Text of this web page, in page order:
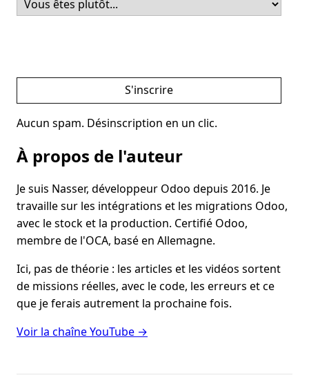
S'inscrire
Aucun spam. Désinscription en un clic.
À propos de l'auteur
Je suis Nasser, développeur Odoo depuis 2016. Je
travaille sur les intégrations et les migrations Odoo,
avec le stock et la production. Certifié Odoo,
membre de l'OCA, basé en Allemagne.
Ici, pas de théorie : les articles et les vidéos sortent
de missions réelles, avec le code, les erreurs et ce
que je ferais autrement la prochaine fois.
Voir la chaîne YouTube →